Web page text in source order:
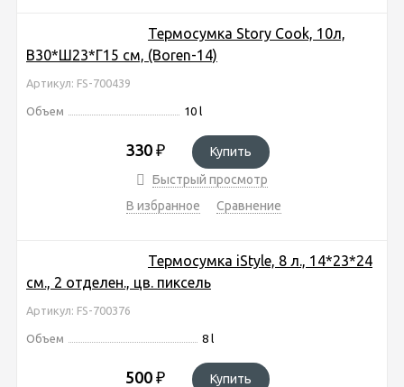
Термосумка Story Cook, 10л,
В30*Ш23*Г15 см, (Boren-14)
Артикул: FS-700439
Объем 10 l
330 ₽
Купить
Быстрый просмотр
В избранное
Сравнение
Термосумка iStyle, 8 л., 14*23*24
см., 2 отделен., цв. пиксель
Артикул: FS-700376
Объем 8 l
500 ₽
Купить